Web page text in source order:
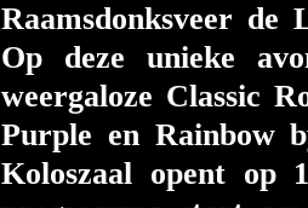
Raamsdonksveer
Op deze unieke
weergaloze Classic
Purple en Rainbow
Koloszaal opent op